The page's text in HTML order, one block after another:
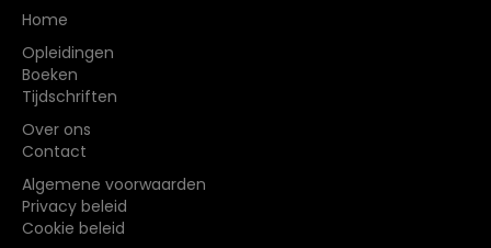
Home
Opleidingen
Boeken
Tijdschriften
Over ons
Contact
Algemene voorwaarden
Privacy beleid
Cookie beleid